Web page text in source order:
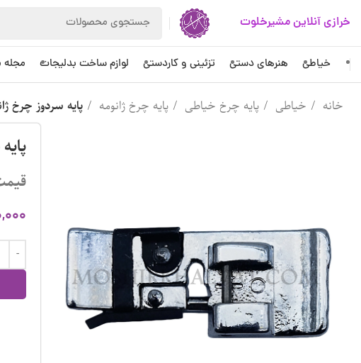
خرازی آنلاین مشیرخلوت
خیاطی هنرهای دستی تزئینی و کاردستی لوازم ساخت بدلیجات
خانه خیاطی پایه چرخ خیاطی پایه چرخ ژانومه پایه سردوز چرخ